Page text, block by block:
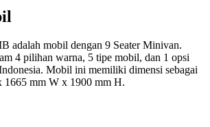
adalah mobil dengan 9 Seater Minivan.
4 pilihan warna, 5 tipe mobil, dan 1 opsi
Mobil ini memiliki dimensi sebagai
1665 mm W x 1900 mm H.